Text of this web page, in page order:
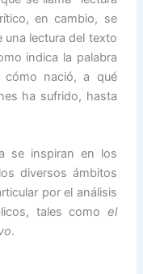
en cambio, se
una lectura del texto
indica la palabra
cómo nació, a qué
ha sufrido, hasta
se inspiran en los
diversos ámbitos
por el análisis
tales como el
.